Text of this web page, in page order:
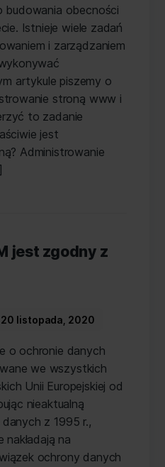
budowania obecności
Istnieje wiele zadań
i zarządzaniem
artykule piszemy o
stroną www i
to zadanie
jest
Administrowanie
jest zgodny z
20 listopada, 2020
o ochronie danych
we wszystkich
Unii Europejskiej od
nieaktualną
z 1995 r.,
na
ochrony danych